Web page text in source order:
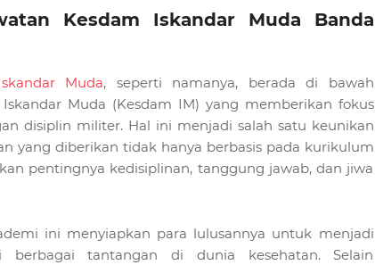
Kesdam Iskandar Muda Banda
Muda, seperti namanya, berada di bawah
Muda (Kesdam IM) yang memberikan fokus
disiplin militer. Hal ini menjadi salah satu keunikan
yang diberikan tidak hanya berbasis pada kurikulum
pentingnya kedisiplinan, tanggung jawab, dan jiwa
ini menyiapkan para lulusannya untuk menjadi
berbagai tantangan di dunia kesehatan. Selain